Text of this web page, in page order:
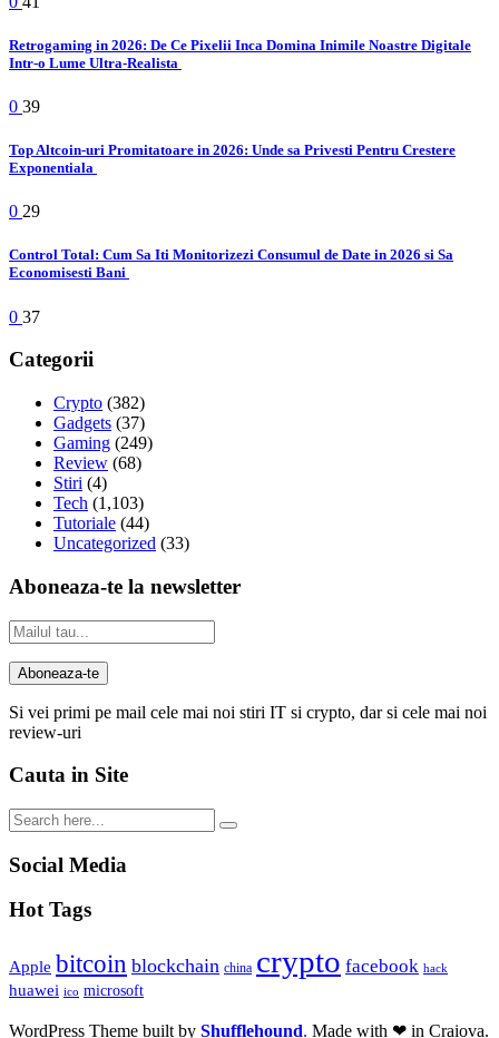
Retrogaming in 2026: De Ce Pixelii Inca Domina Inimile Noastre Digitale
Intr-o Lume Ultra-Realista
0 39
Top Altcoin-uri Promitatoare in 2026: Unde sa Privesti Pentru Crestere
Exponentiala
0 29
Control Total: Cum Sa Iti Monitorizezi Consumul de Date in 2026 si Sa
Economisesti Bani
0 37
Categorii
Crypto (382)
Gadgets (37)
Gaming (249)
Review (68)
Stiri (4)
Tech (1,103)
Tutoriale (44)
Uncategorized (33)
Aboneaza-te la newsletter
Si vei primi pe mail cele mai noi stiri IT si crypto, dar si cele mai noi
review-uri
Cauta in Site
Social Media
Hot Tags
Apple bitcoin blockchain china crypto facebook hack
huawei ico microsoft
WordPress Theme built by Shufflehound. Made with ❤ in Craiova.